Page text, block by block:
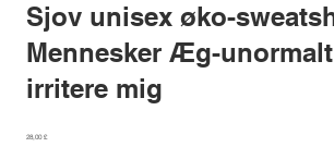
Sjov unisex øko-
Mennesker Æg-
irritere mig
Pris
28,00 £